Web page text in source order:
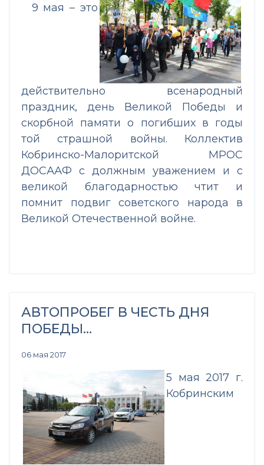
9 мая – это
действительно всенародный
праздник, день Великой Победы и
скорбной памяти о погибших в годы
той страшной войны. Коллектив
Кобринско-Малоритской МРОС
ДОСААФ с должным уважением и с
великой благодарностью чтит и
помнит подвиг советского народа в
Великой Отечественной войне.
АВТОПРОБЕГ В ЧЕСТЬ ДНЯ
ПОБЕДЫ…
06 мая 2017
5 мая 2017 г.
Кобринским